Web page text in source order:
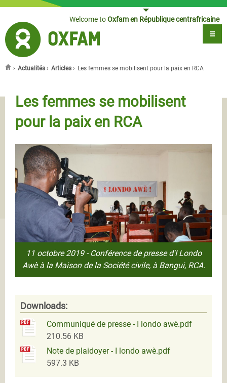
Jump to navigationWelcome toOxfam en République centrafricaine
› Actualités › Articles › Les femmes se mobilisent pour la paix en RCA
Les femmes se mobilisent
pour la paix en RCA
11 octobre 2019 - Conférence de presse d'I Londo
Awè à la Maison de la Société civile, à Bangui, RCA.
Downloads:
Communiqué de presse - I londo awè.pdf
210.56 KB
Note de plaidoyer - I londo awè.pdf
597.3 KB